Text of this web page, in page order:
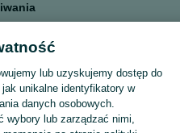
krewetki blue velvet
Sprzedaż zwierząt akwariowych Wrocław ▶️ Rybki ozdobne, krewetki i ślimaki itd. ☝ Sprawdź aktualne oferty hodowców w atrakcyjnych cenach na OLX.pl! Zobacz
lub uzyskujemy dostęp do
unikalne identyfikatory w
danych osobowych.
wybory lub zarządzać nimi,